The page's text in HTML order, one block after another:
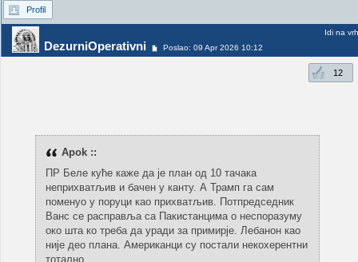
Profil
DezurniOperativni Poslao: 09 Apr 2026 10:12
Idi na vrh
12
Apok ::
ПР Беле куће каже да је план од 10 тачака
неприхватљив и бачен у канту. А Трамп га сам
поменуо у поруци као прихватљив. Потпредседник
Ванс се расправља са Пакистанцима о неспоразуму
око шта ко треба да уради за примирје. Лебанон као
није део плана. Американци су постали некохерентни
тотално.